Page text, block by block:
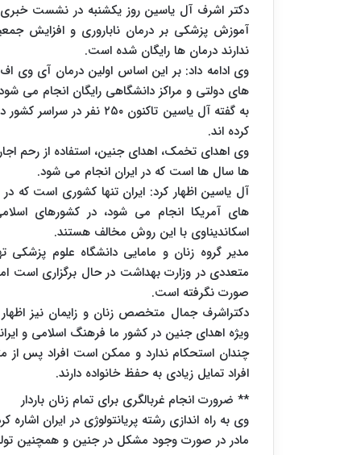
دکتر اشرف آل یاسین روز یکشنبه در نشست
آموزش پزشکی بر درمان ناباروری و افزایش
ندارند درمان ها رایگان شده است.
های دولتی و مراکز دانشگاهی رایگان انجام می
به گفته آل یاسین تاکنون
کرده اند.
وی اهدای تخمک، اهدای جنین، استفاده از رحم
ها سال ها است که در ایران انجام می شود.
آل یاسین اظهار کرد: ایران تنها کشوری است که
های آمریکا انجام می شود، در کشورهای
اسکاندیناوی با این روش مخالف هستند.
مدیر گروه زنان و مامایی دانشگاه علوم
متعددی در وزارت بهداشت در حال برگزاری است
صورت نگرفته است.
دکتراشرف جمال متخصص زنان و زایمان نیز اظهار
ویژه اهدای جنین در کشور ما فرهنگ اسلامی و
چندان استحکام ندارد و ممکن است افراد پس از
افراد تمایل زیادی به حفظ خانواده دارند.
** ضرورت انجام غربالگری برای تمام زنان باردار
وی به راه اندازی رشته پریانتولوژی در ایران
مادر در صورت وجود مشکل در جنین و همچنین